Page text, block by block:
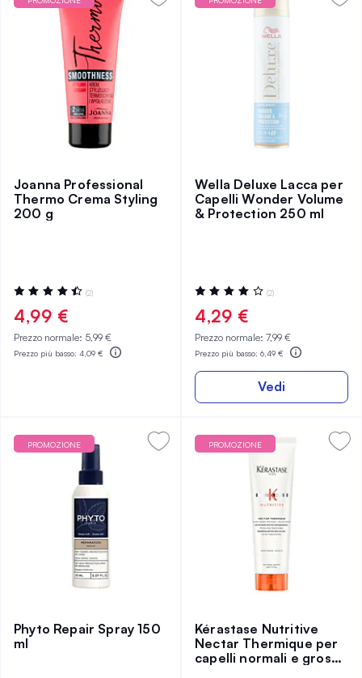
Joanna Professional
Thermo Crema Styling
200 g
Valutazione:
90%
(2)
4,99 €
Prezzo normale: 5,99 €
Prezzo più basso: 4,09 €
Wella Deluxe Lacca per
Capelli Wonder Volume
& Protection 250 ml
Valutazione:
80%
(2)
4,29 €
Prezzo normale: 7,99 €
Prezzo più basso: 6,49 €
Vedi
PROMOZIONE
Phyto Repair Spray 150
ml
PROMOZIONE
Kérastase Nutritive
Nectar Thermique per
capelli normali e grossi